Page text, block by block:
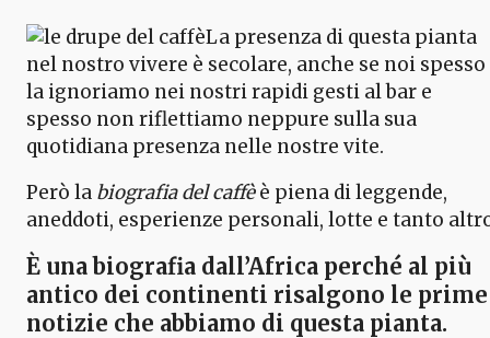
La presenza di questa pianta
nel nostro vivere è secolare, anche se noi spesso
la ignoriamo nei nostri rapidi gesti al bar e
spesso non riflettiamo neppure sulla sua
quotidiana presenza nelle nostre vite.
Però la biografia del caffèè piena di leggende,
aneddoti, esperienze personali, lotte e tanto
È unabiografia dall’Africa perché al più
antico dei continenti risalgono le prime
notizie che abbiamo di questa pianta.